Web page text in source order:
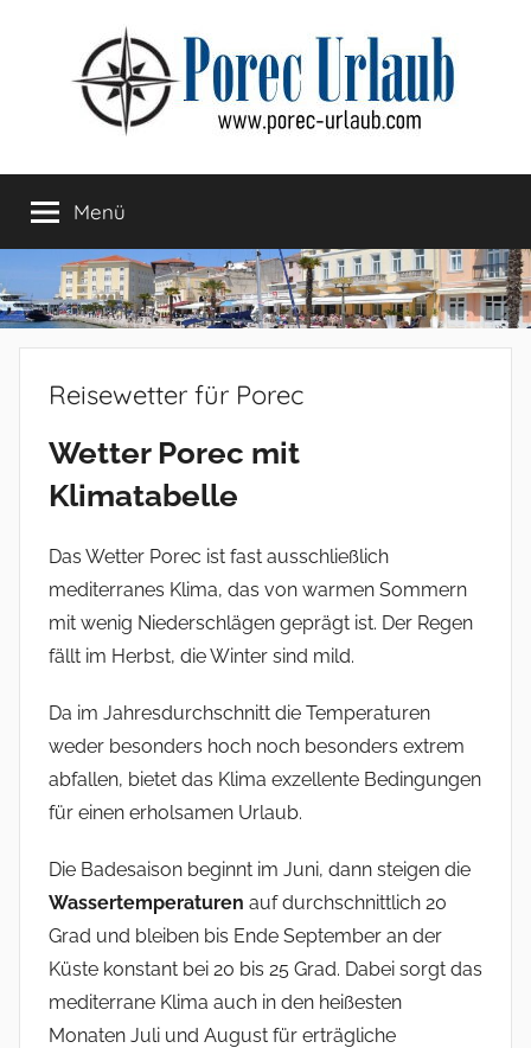
springen
Menü
Reisewetter für Porec
Wetter Porec mit
Klimatabelle
Das Wetter Porec ist fast ausschließlich
mediterranes Klima, das von warmen Sommern
mit wenig Niederschlägen geprägt ist. Der Regen
fällt im Herbst, die Winter sind mild.
Da im Jahresdurchschnitt die Temperaturen
weder besonders hoch noch besonders extrem
abfallen, bietet das Klima exzellente Bedingungen
für einen erholsamen Urlaub.
Die Badesaison beginnt im Juni, dann steigen die
Wassertemperaturen auf durchschnittlich 20
Grad und bleiben bis Ende September an der
Küste konstant bei 20 bis 25 Grad. Dabei sorgt das
mediterrane Klima auch in den heißesten
Monaten Juli und August für erträgliche